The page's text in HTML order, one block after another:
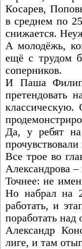
Косарев,
в среднем по
снижается.
А молодёжь,
ещё с трудом
соперников.
И Паша
претендовать
классическую.
Да, у ребят
Все трое во
Александрова
Точнее: не
Но набрал на
работать, и
поработать над
Александр
лиге, и там